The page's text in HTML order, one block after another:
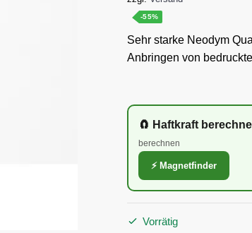
-55%
Sehr starke Neodym
Anbringen von
🧲 Haftkraft
berechnen
⚡ Magnetfinder
Vorrätig